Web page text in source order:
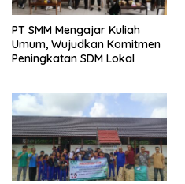
PT SMM Mengajar Kuliah
Umum, Wujudkan Komitmen
Peningkatan SDM Lokal